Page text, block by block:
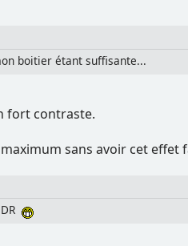
boitier étant suffisante...
fort contraste.
sans avoir cet effet